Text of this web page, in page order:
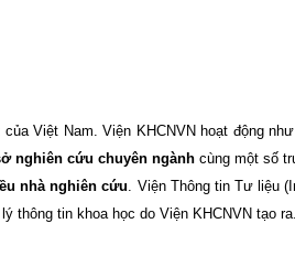
của Việt Nam. Viện KHCNVN hoạt động
nghiên cứu chuyên ngành cùng một số
nhà nghiên cứu. Viện Thông tin Tư liệu
thông tin khoa học do Viện KHCNVN tạo ra.